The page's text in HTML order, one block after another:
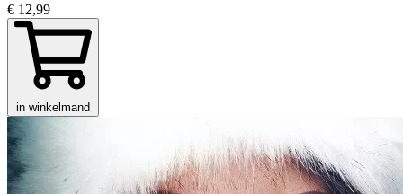
€ 12,99
in winkelmand